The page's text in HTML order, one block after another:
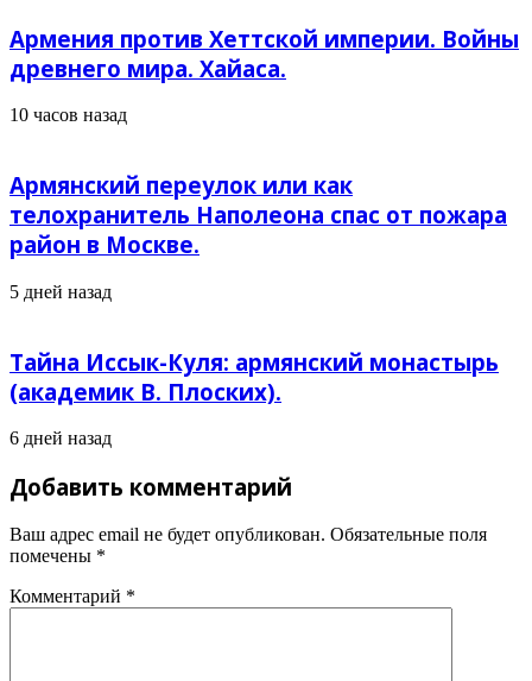
Армения против Хеттской империи. Войны
древнего мира. Хайаса.
10 часов назад
Армянский переулок или как
телохранитель Наполеона спас от пожара
район в Москве.
5 дней назад
Тайна Иссык-Куля: армянский монастырь
(академик В. Плоских).
6 дней назад
Добавить комментарий
Ваш адрес email не будет опубликован. Обязательные поля
помечены *
Комментарий *